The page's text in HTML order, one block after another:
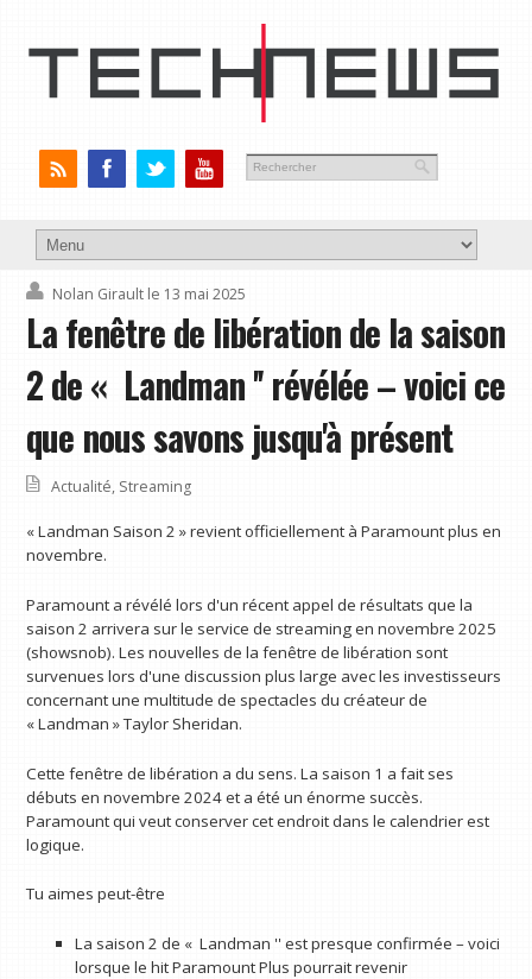
Nolan Girault le 13 mai 2025
La fenêtre de libération de la saison
2 de « Landman '' révélée – voici ce
que nous savons jusqu'à présent
Actualité, Streaming
« Landman Saison 2 » revient officiellement à Paramount plus en
novembre.
Paramount a révélé lors d'un récent appel de résultats que la
saison 2 arrivera sur le service de streaming en novembre 2025
(showsnob). Les nouvelles de la fenêtre de libération sont
survenues lors d'une discussion plus large avec les investisseurs
concernant une multitude de spectacles du créateur de
« Landman » Taylor Sheridan.
Cette fenêtre de libération a du sens. La saison 1 a fait ses
débuts en novembre 2024 et a été un énorme succès.
Paramount qui veut conserver cet endroit dans le calendrier est
logique.
Tu aimes peut-être
La saison 2 de « Landman '' est presque confirmée – voici
lorsque le hit Paramount Plus pourrait revenir